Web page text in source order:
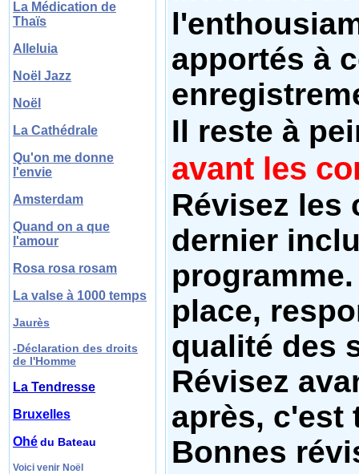
La Médication de
Thaïs
Alleluia
Noël Jazz
Noël
La Cathédrale
Qu'on me donne
l'envie
Amsterdam
Quand on a que
l'amour
Rosa rosa rosam
La valse à 1000 temps
Jaurès
-Déclaration des droits
de l'Homme
La Tendresse
Bruxelles
Ohédu Bateau
Voici venir Noël
apportés à
Il reste à
avant les
Révisez les
dernier
place,
qualité des
Révisez
après, c'est
Bonnes